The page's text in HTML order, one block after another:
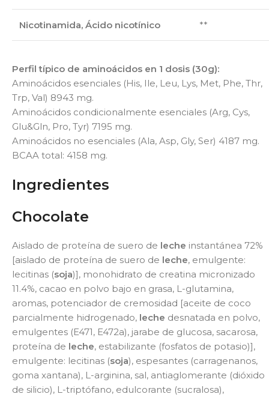
Nicotinamida, Ácido nicotínico **
Perfil típico de aminoácidos en 1 dosis (30g):
Aminoácidos esenciales (His, Ile, Leu, Lys, Met, Phe, Thr,
Trp, Val) 8943 mg.
Aminoácidos condicionalmente esenciales (Arg, Cys,
Glu&Gln, Pro, Tyr) 7195 mg.
Aminoácidos no esenciales (Ala, Asp, Gly, Ser) 4187 mg.
BCAA total: 4158 mg.
Ingredientes
Chocolate
Aislado de proteína de suero de leche instantánea 72%
[aislado de proteína de suero de leche, emulgente:
lecitinas (soja)], monohidrato de creatina micronizado
11.4%, cacao en polvo bajo en grasa, L-glutamina,
aromas, potenciador de cremosidad [aceite de coco
parcialmente hidrogenado, leche desnatada en polvo,
emulgentes (E471, E472a), jarabe de glucosa, sacarosa,
proteína de leche, estabilizante (fosfatos de potasio)],
emulgente: lecitinas (soja), espesantes (carragenanos,
goma xantana), L-arginina, sal, antiaglomerante (dióxido
de silicio), L-triptófano, edulcorante (sucralosa),